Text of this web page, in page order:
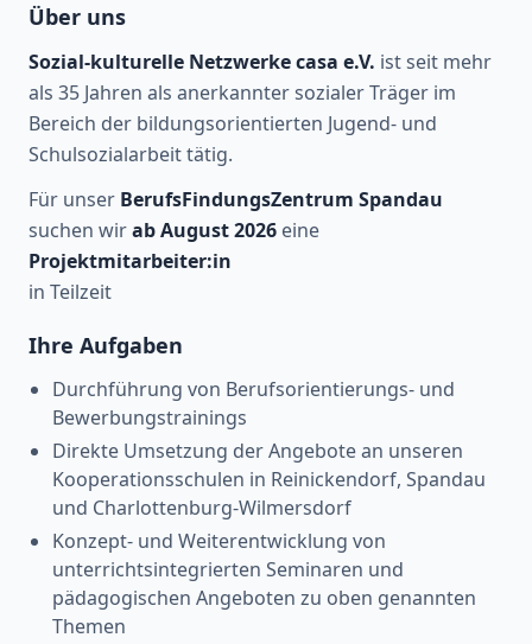
Über uns
Sozial-kulturelle Netzwerke casa e.V. ist seit mehr
als 35 Jahren als anerkannter sozialer Träger im
Bereich der bildungsorientierten Jugend- und
Schulsozialarbeit tätig.
Für unser BerufsFindungsZentrum Spandau
suchen wirab August 2026 eine
Projektmitarbeiter:in
in Teilzeit
Ihre Aufgaben
Durchführung von Berufsorientierungs- und
Bewerbungstrainings
Direkte Umsetzung der Angebote an unseren
Kooperationsschulen in Reinickendorf, Spandau
und Charlottenburg-Wilmersdorf
Konzept- und Weiterentwicklung von
unterrichtsintegrierten Seminaren und
pädagogischen Angeboten zu oben genannten
Themen